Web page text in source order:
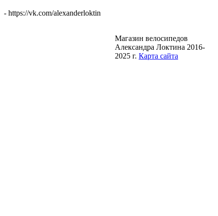
- https://vk.com/alexanderloktin
Магазин велосипедов
Александра Локтина 2016-
2025 г. Карта сайта